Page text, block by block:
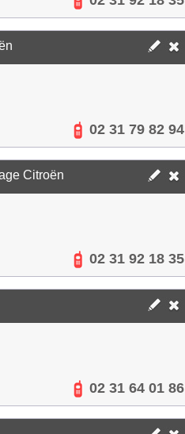
02 31 79 82 94
Citroën
02 31 92 18 35
02 31 64 01 86